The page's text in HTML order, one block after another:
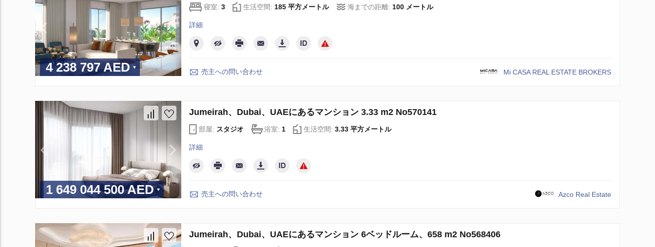
4 238 797 AED
寝室: 3 生活空間: 185 平方メートル 海までの距離: 100 メートル
詳細
売主への問い合わせ Mi CASA REAL ESTATE BROKERS
1 649 044 500 AED
Jumeirah、Dubai、UAEにあるマンション 3.33 m2 No570141
部屋: スタジオ 浴室: 1 生活空間: 3.33 平方メートル
詳細
売主への問い合わせ Azco Real Estate
Jumeirah、Dubai、UAEにあるマンション 6ベッドルーム、658 m2 No568406